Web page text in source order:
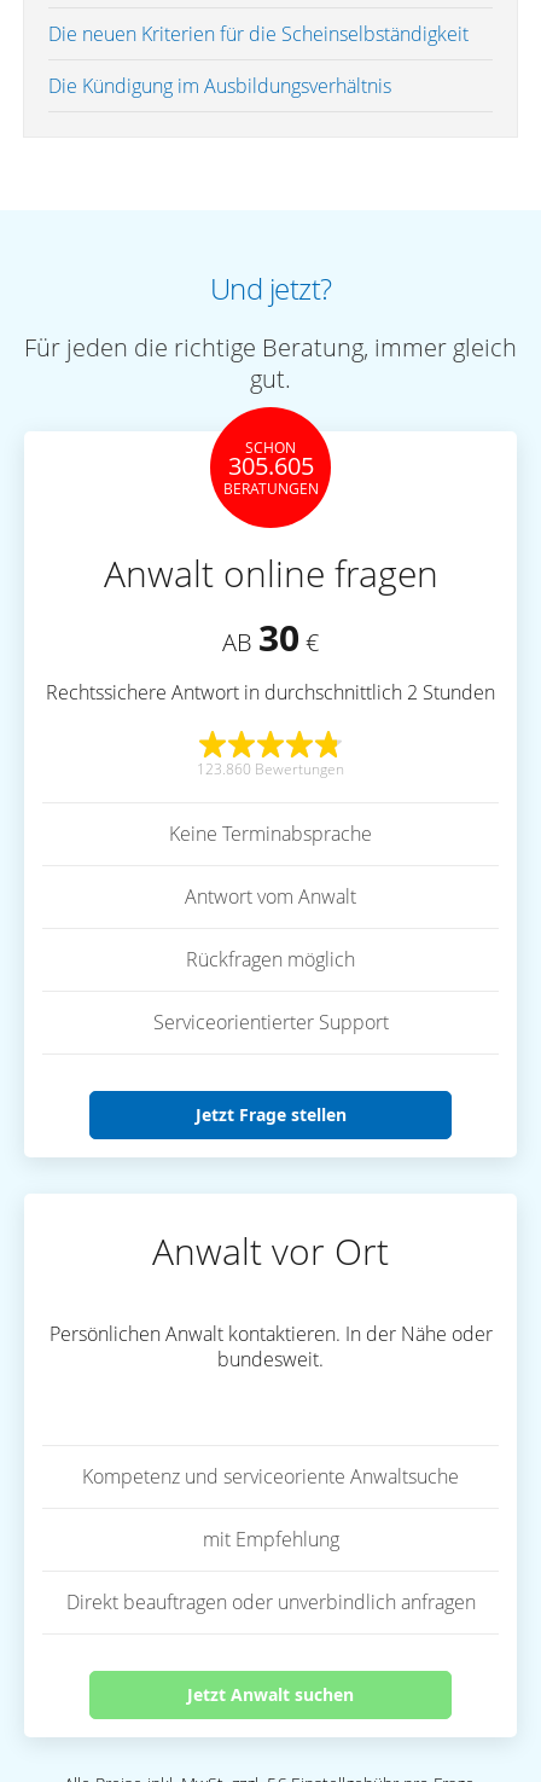
Die neuen Kriterien für die Scheinselbständigkeit
Die Kündigung im Ausbildungsverhältnis
Und jetzt?
Für jeden die richtige Beratung, immer gleich
gut.
SCHON
305.605
BERATUNGEN
Anwalt online fragen
AB 30 €
Rechtssichere Antwort in durchschnittlich 2 Stunden
123.860 Bewertungen
Keine Terminabsprache
Antwort vom Anwalt
Rückfragen möglich
Serviceorientierter Support
Jetzt Frage stellen
Anwalt vor Ort
Persönlichen Anwalt kontaktieren. In der Nähe oder
bundesweit.
Kompetenz und serviceoriente Anwaltsuche
mit Empfehlung
Direkt beauftragen oder unverbindlich anfragen
Jetzt Anwalt suchen